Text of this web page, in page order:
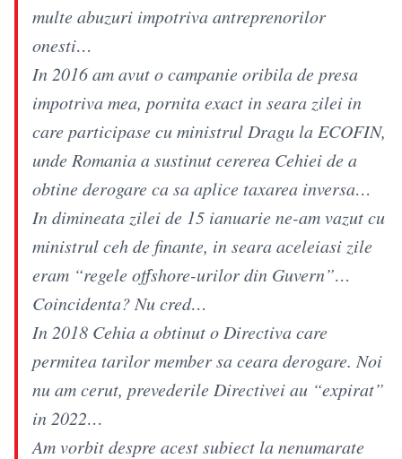
multe abuzuri impotriva antreprenorilor
onesti…
In 2016 am avut o campanie oribila de presa
impotriva mea, pornita exact in seara zilei in
care participase cu ministrul Dragu la ECOFIN,
unde Romania a sustinut cererea Cehiei de a
obtine derogare ca sa aplice taxarea inversa…
In dimineata zilei de 15 ianuarie ne-am vazut cu
ministrul ceh de finante, in seara aceleiasi zile
eram “regele offshore-urilor din Guvern”…
Coincidenta? Nu cred…
In 2018 Cehia a obtinut o Directiva care
permitea tarilor member sa ceara derogare. Noi
nu am cerut, prevederile Directivei au “expirat”
in 2022…
Am vorbit despre acest subiect la nenumarate